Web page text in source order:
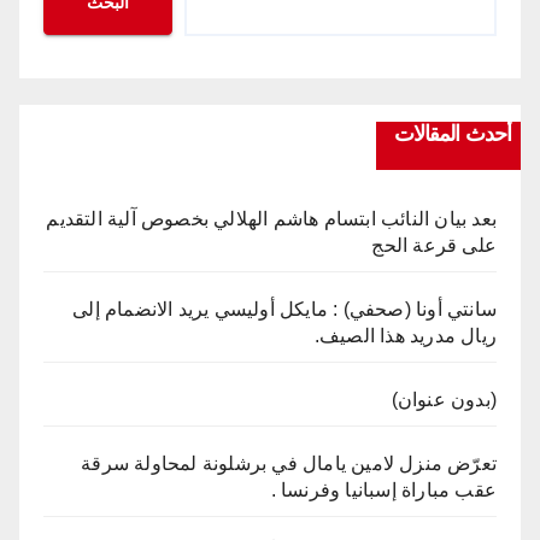
أحدث المقالات
بعد بيان النائب ابتسام هاشم الهلالي بخصوص آلية التقديم
على قرعة الحج
سانتي أونا (صحفي) : مايكل أوليسي يريد الانضمام إلى
ريال مدريد هذا الصيف.
(بدون عنوان)
تعرّض منزل لامين يامال في برشلونة لمحاولة سرقة
عقب مباراة إسبانيا وفرنسا .